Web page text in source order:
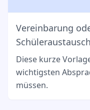
Vereinbarung
Schüleraustausch
Diese kurze
wichtigsten
müssen.